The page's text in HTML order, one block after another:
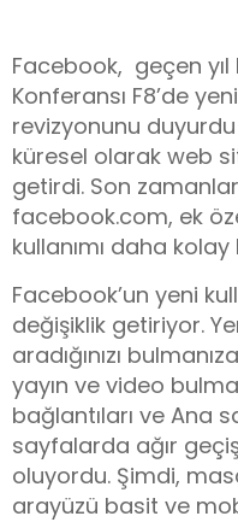
Facebook, geçen
Konferansı F8’de
revizyonunu
küresel olarak web
getirdi. Son
facebook.com, ek
kullanımı daha
Facebook’un yeni
değişiklik getiriyor.
aradığınızı
yayın ve video
bağlantıları ve Ana
sayfalarda ağır
oluyordu. Şimdi,
arayüzü basit ve